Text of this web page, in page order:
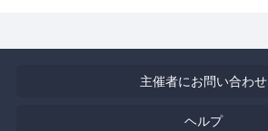
主催者にお問い合わせ
ヘルプ